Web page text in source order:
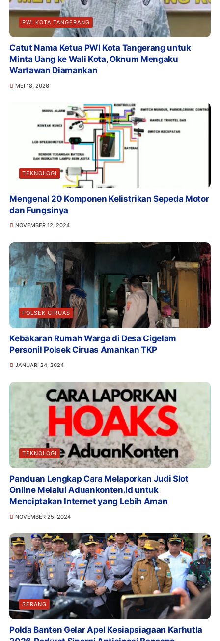
PWI KOTA TANGERANG
Catut Nama Ketua PWI Kota Tangerang untuk
Minta Uang ke Wali Kota, Oknum Mengaku
Wartawan Diamankan
MEI 18, 2026
TEKNOLOGI
Mengenal 20 Komponen Kelistrikan Sepeda Motor
dan Fungsinya
NOVEMBER 12, 2024
POLSEK CIRUAS
Kebakaran Rumah Warga di Desa Cigelam
Personil Polsek Ciruas Amankan TKP
JANUARI 24, 2024
TEKNOLOGI
Panduan Lengkap Cara Melaporkan Judi Slot
Online Melalui Aduankonten.id untuk
Menciptakan Internet yang Lebih Aman
NOVEMBER 25, 2024
SERANG
Polda Banten Gelar Apel Kesiapsiagaan Karhutla